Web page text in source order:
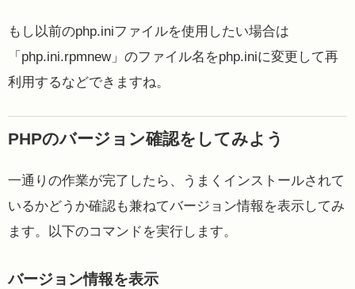
もし以前のphp.iniファイルを使用したい場合は
「php.ini.rpmnew」のファイル名をphp.iniに変更して再
利用するなどできますね。
PHPのバージョン確認をしてみよう
一通りの作業が完了したら、うまくインストールされて
いるかどうか確認も兼ねてバージョン情報を表示してみ
ます。以下のコマンドを実行します。
バージョン情報を表示